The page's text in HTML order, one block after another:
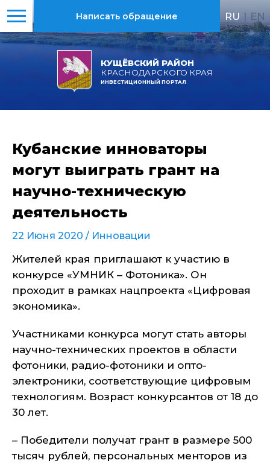
КУЩЁВСКИЙ РАЙОН
КРАСНОДАРСКОГО КРАЯ
ИНВЕСТИЦИОННЫЙ ПОРТАЛ
Написать обращение RU | EN
Кубанские инноваторы
могут выиграть грант на
научно-техническую
деятельность
22 Июня 2020 / Инновации
Жителей края приглашают к участию в
конкурсе «УМНИК – Фотоника». Он
проходит в рамках нацпроекта «Цифровая
экономика».
Участниками конкурса могут стать авторы
научно-технических проектов в области
фотоники, радио-фотоники и опто-
электроники, соответствующие цифровым
технологиям. Возраст конкурсантов от 18 до
30 лет.
– Победители получат грант в размере 500
тысяч рублей, персональных менторов из